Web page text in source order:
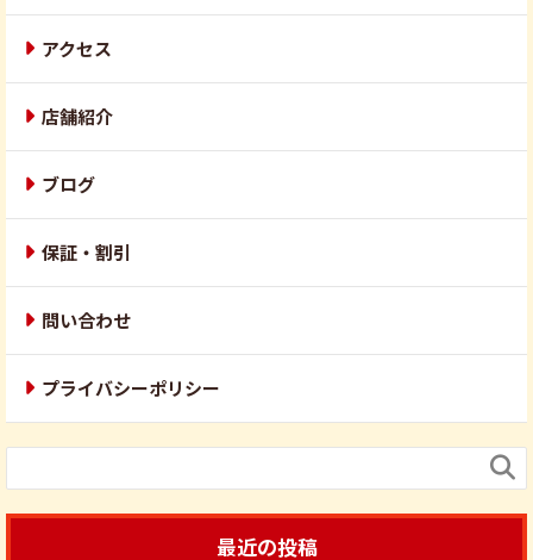
アクセス
店舗紹介
ブログ
保証・割引
問い合わせ
プライバシーポリシー

最近の投稿